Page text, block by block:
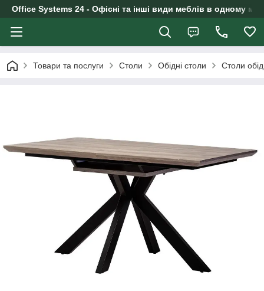
Office Systems 24 - Офісні та інші види меблів в одному
Товари та послуги Столи Обідні столи Столи